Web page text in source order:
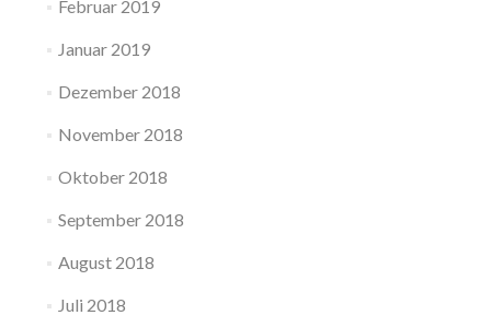
Februar 2019
Januar 2019
Dezember 2018
November 2018
Oktober 2018
September 2018
August 2018
Juli 2018